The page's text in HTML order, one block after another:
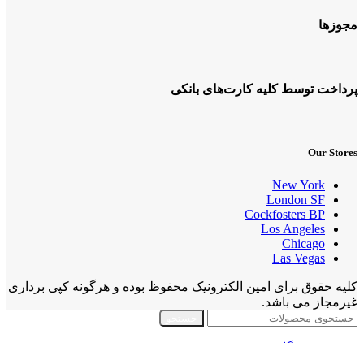
مجوزها
پرداخت توسط کلیه کارت‌های بانکی
Our Stores
New York
London SF
Cockfosters BP
Los Angeles
Chicago
Las Vegas
کلیه حقوق برای امین الکترونیک محفوظ بوده و هرگونه کپی برداری
غیرمجاز می باشد.